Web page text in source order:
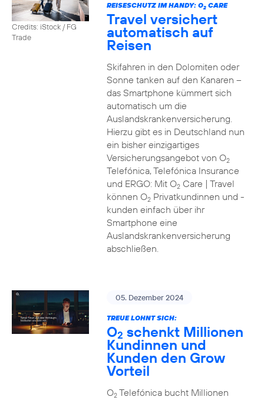
Credits: iStock / FG
Trade
REISESCHUTZ IM HANDY: O2CARE
Travel versichert
automatisch auf
Reisen
Skifahren in den Dolomiten oder
Sonne tanken auf den Kanaren –
das Smartphone kümmert sich
automatisch um die
Auslandskrankenversicherung.
Hierzu gibt es in Deutschland nun
ein bisher einzigartiges
Versicherungsangebot von O2
Telefónica, Telefónica Insurance
und ERGO: Mit O2Care | Travel
können O2Privatkundinnen und -
kunden einfach über ihr
Smartphone eine
Auslandskrankenversicherung
abschließen.
05. Dezember 2024
TREUE LOHNT SICH:
O2 schenkt Millionen
Kundinnen und
Kunden den Grow
Vorteil
O2Telefónica bucht Millionen